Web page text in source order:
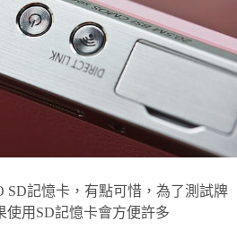
SD記憶卡，有點可惜，為了測試牌
用SD記憶卡會方便許多